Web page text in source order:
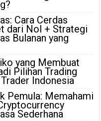
Cara Cerdas
dari Nol + Strategi
Bulanan yang
yang Membuat
Pilihan Trading
Indonesia
Pemula: Memahami
Sederhana